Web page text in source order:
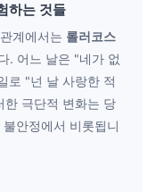
하는 것들
계에서는 롤러코스
. 어느 날은 "네가 없
로 "넌 날 사랑한 적
한 극단적 변화는 당
안정에서 비롯됩니